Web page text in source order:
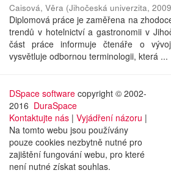
Caisová, Věra (Jihočeská univerzita, 2009
Diplomová práce je zaměřena na
trendů v hotelnictví a gastronomii v
část práce informuje čtenáře o
vysvětluje odbornou terminologii, která ...
DSpace software copyright © 2002-
2016 DuraSpace
Kontaktujte nás | Vyjádření názoru |
Na tomto webu jsou používány
pouze cookies nezbytně nutné pro
zajištění fungování webu, pro které
není nutné získat souhlas.